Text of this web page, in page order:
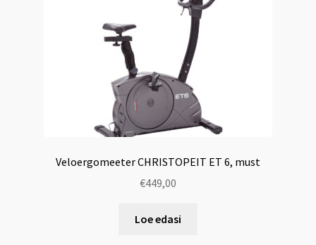
Veloergomeeter CHRISTOPEIT ET 6, must
€449,00
Loe edasi